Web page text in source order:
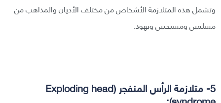
وتشمل هذه المتلازمة الأشخاص من مختلف الأديان والمذاهب من
مسلمين ومسيحيين ويهود.
5- متلازمة الرأس المنفجر (Exploding head